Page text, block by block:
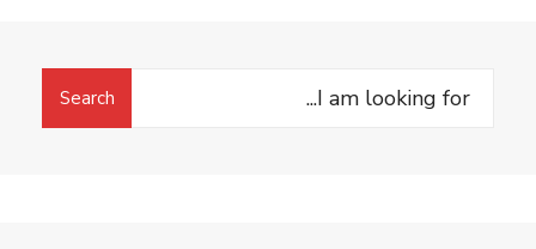
Search
Search